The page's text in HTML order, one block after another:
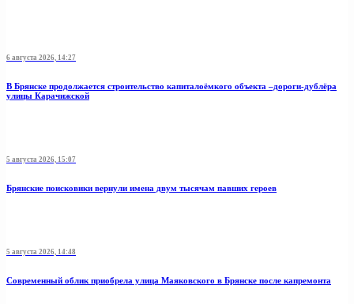
6 августа 2026, 14:27
В Брянске продолжается строительство капиталоёмкого объекта –дороги-дублёра
улицы Карачижской
5 августа 2026, 15:07
Брянские поисковики вернули имена двум тысячам павших героев
5 августа 2026, 14:48
Современный облик приобрела улица Маяковского в Брянске после капремонта